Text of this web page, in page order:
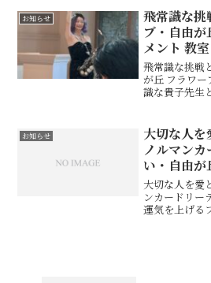
増えれば、人
なりますよね
お知らせ
飛常識な挑
ブ・自由
メント 教室
飛常識な挑戦
が丘 フラワー
識な貴子先生
上、「オルエ
を中心とした
お知らせ
大切な人
ノルマン
い・自由が
ーチュンフ
スト
大切な人を愛
ンカードリー
運気を上げる